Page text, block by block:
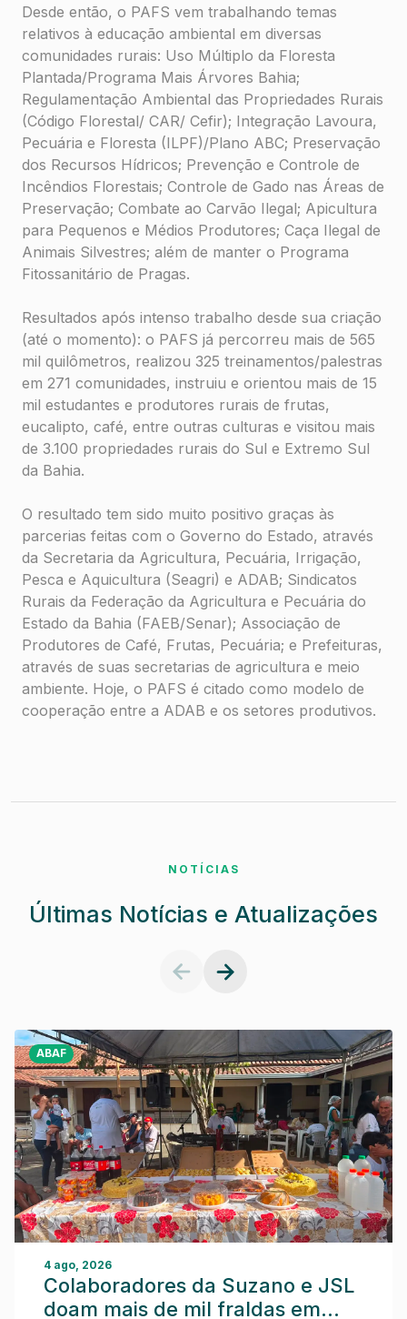
Desde então, o PAFS vem trabalhando temas
relativos à educação ambiental em diversas
comunidades rurais: Uso Múltiplo da Floresta
Plantada/Programa Mais Árvores Bahia;
Regulamentação Ambiental das Propriedades Rurais
(Código Florestal/ CAR/ Cefir); Integração Lavoura,
Pecuária e Floresta (ILPF)/Plano ABC; Preservação
dos Recursos Hídricos; Prevenção e Controle de
Incêndios Florestais; Controle de Gado nas Áreas de
Preservação; Combate ao Carvão Ilegal; Apicultura
para Pequenos e Médios Produtores; Caça Ilegal de
Animais Silvestres; além de manter o Programa
Fitossanitário de Pragas.
Resultados após intenso trabalho desde sua criação
(até o momento): o PAFS já percorreu mais de 565
mil quilômetros, realizou 325 treinamentos/palestras
em 271 comunidades, instruiu e orientou mais de 15
mil estudantes e produtores rurais de frutas,
eucalipto, café, entre outras culturas e visitou mais
de 3.100 propriedades rurais do Sul e Extremo Sul
da Bahia.
O resultado tem sido muito positivo graças às
parcerias feitas com o Governo do Estado, através
da Secretaria da Agricultura, Pecuária, Irrigação,
Pesca e Aquicultura (Seagri) e ADAB; Sindicatos
Rurais da Federação da Agricultura e Pecuária do
Estado da Bahia (FAEB/Senar); Associação de
Produtores de Café, Frutas, Pecuária; e Prefeituras,
através de suas secretarias de agricultura e meio
ambiente. Hoje, o PAFS é citado como modelo de
cooperação entre a ADAB e os setores produtivos.
NOTÍCIAS
Últimas Notícias e Atualizações
ABAF
4 ago, 2026
Colaboradores da Suzano e JSL
doam mais de mil fraldas em